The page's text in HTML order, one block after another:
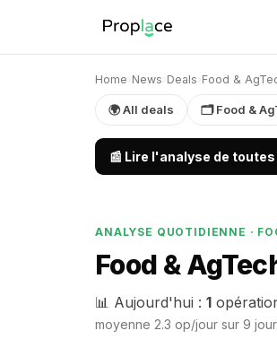
Home› News› Deals› Food &
🌍 All deals 🗂 Food &
📰 Lire l'analyse de
ANALYSE QUOTIDIENNE ·
Food &
📊 Aujourd'hui : 1
moyenne 2.3 op/jour sur 9